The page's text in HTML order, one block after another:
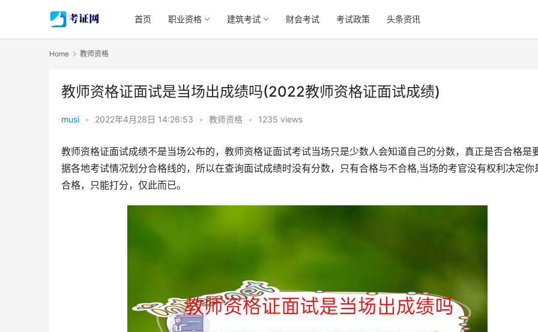
首页 职业资格 建筑考试 财会考试 考试政策 头条资讯
Home 教师资格
教师资格证面试是当场出成绩吗(2022教师资格证面试成绩)
musi • 2022年4月28日 14:26:53 • 教师资格 • 1235 views
教师资格证面试成绩不是当场公布的，教师资格证面试考试当场只是少数人会知道自己的分数，真正是否合格是
据各地考试情况划分合格线的，所以在查询面试成绩时没有分数，只有合格与不合格,当场的考官没有权利决定你
合格，只能打分，仅此而已。